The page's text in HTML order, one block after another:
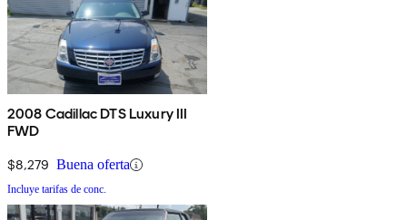
2008 Cadillac DTS Luxury III
FWD
$8,279 Buena oferta
Incluye tarifas de conc.